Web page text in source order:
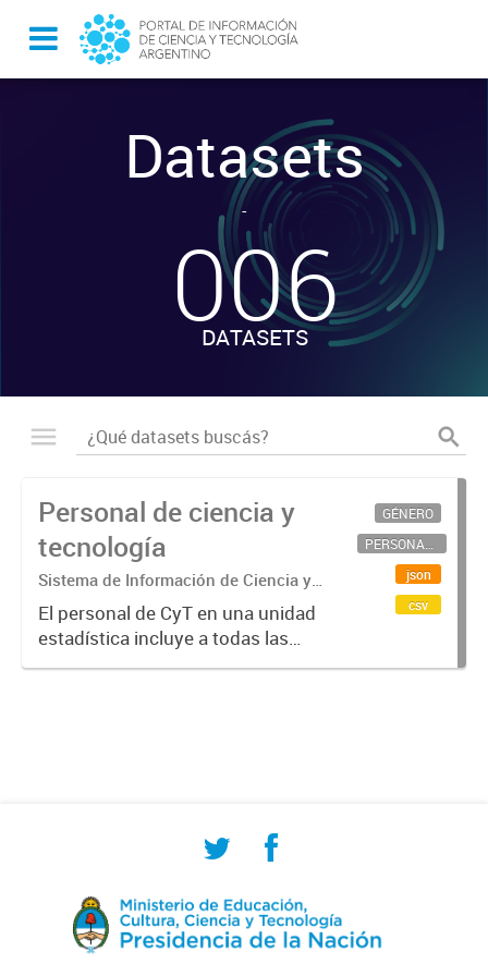
Datasets
-
006
DATASETS
Personal de ciencia y
tecnología
Sistema de Información de Ciencia y
Tecnología Argentino (SICYTAR)
El personal de CyT en una unidad
estadística incluye a todas las
personas involucradas
GÉNERO
PERSONAL CIENTÍFICO-TECNOLÓGICO
json
csv